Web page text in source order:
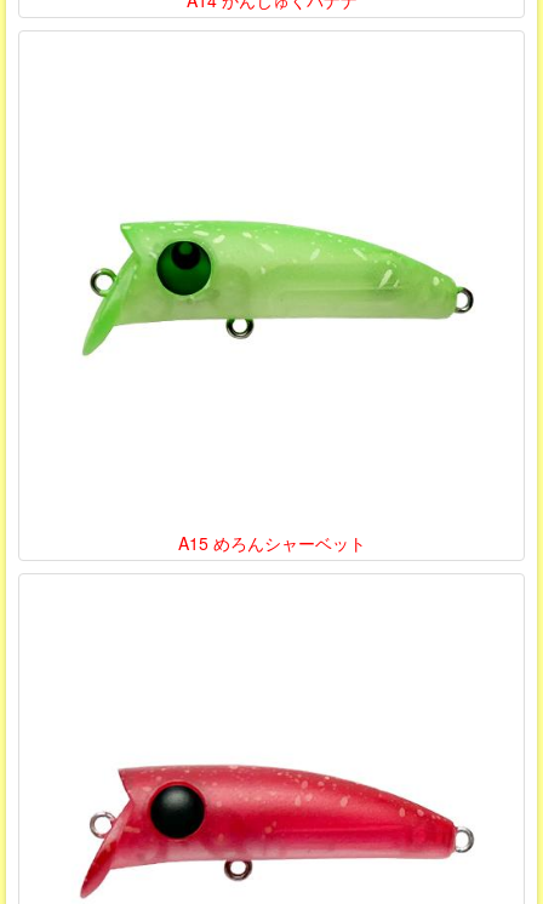
A15 めろんシャーベット